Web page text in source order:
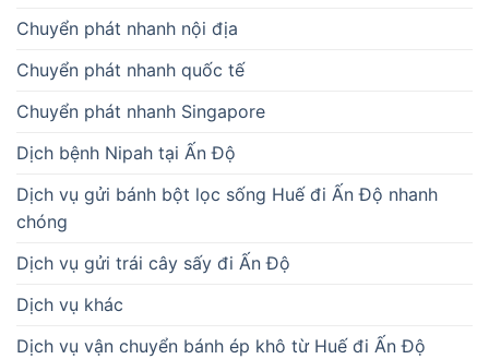
Chuyển phát nhanh nội địa
Chuyển phát nhanh quốc tế
Chuyển phát nhanh Singapore
Dịch bệnh Nipah tại Ấn Độ
Dịch vụ gửi bánh bột lọc sống Huế đi Ấn Độ nhanh
chóng
Dịch vụ gửi trái cây sấy đi Ấn Độ
Dịch vụ khác
Dịch vụ vận chuyển bánh ép khô từ Huế đi Ấn Độ